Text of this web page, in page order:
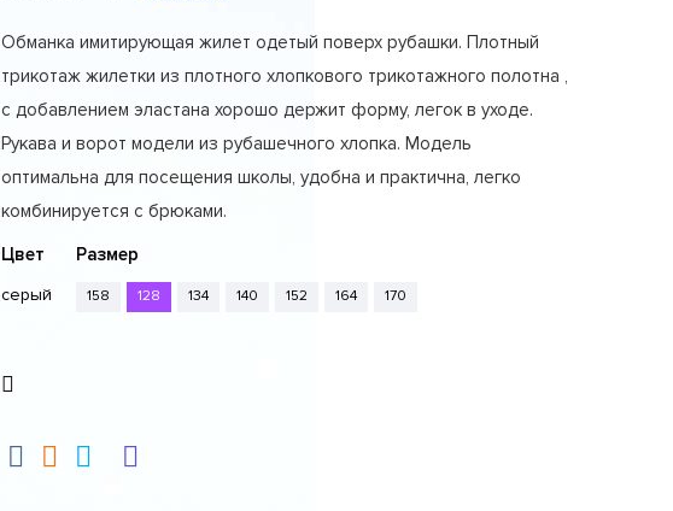
Обманка имитирующая жилет одетый поверх рубашки. Плотный
трикотаж жилетки из плотного хлопкового трикотажного полотна ,
с добавлением эластана хорошо держит форму, легок в уходе.
Рукава и ворот модели из рубашечного хлопка. Модель
оптимальна для посещения школы, удобна и практична, легко
комбинируется с брюками.
Цвет
серый
Размер
158 128 134 140 152 164 170